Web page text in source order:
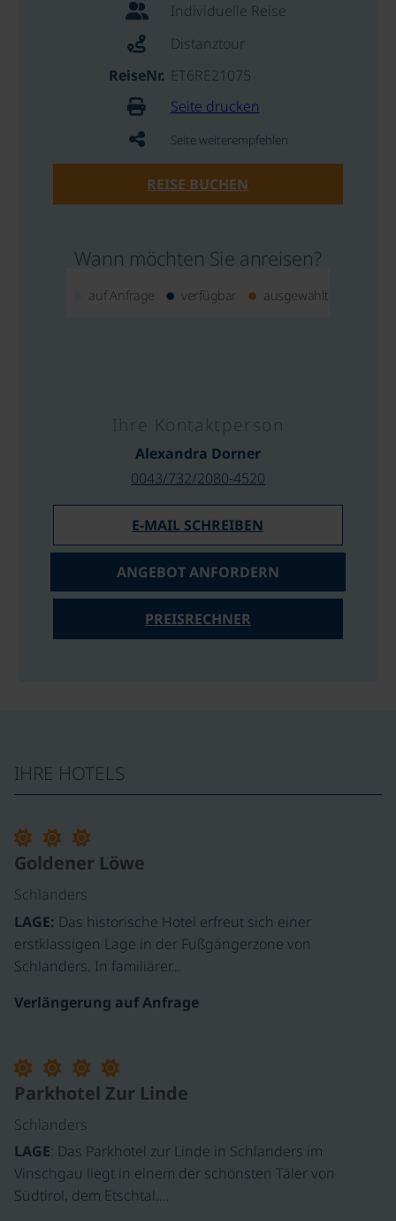
Individuelle Reise
Distanztour
ReiseNr. ET6RE21075
Seite drucken
Seite weiterempfehlen
REISE BUCHEN
Wann möchten Sie anreisen?
auf Anfrage verfügbar ausgewählt
Ihre Kontaktperson
Alexandra Dorner
0043/732/2080-4520
E-MAIL SCHREIBEN
ANGEBOT ANFORDERN
PREISRECHNER
IHRE HOTELS
Goldener Löwe
Schlanders
LAGE: Das historische Hotel erfreut sich einer
erstklassigen Lage in der Fußgängerzone von
Schlanders. In familiärer…
Verlängerung auf Anfrage
Parkhotel Zur Linde
Schlanders
LAGE: Das Parkhotel zur Linde in Schlanders im
Vinschgau liegt in einem der schönsten Täler von
Südtirol, dem Etschtal.…